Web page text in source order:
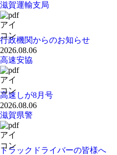
滋賀運輸支局
行政機関からのお知らせ
2026.08.06
高速安協
高速しが8月号
2026.08.06
滋賀県警
トラックドライバーの皆様へ